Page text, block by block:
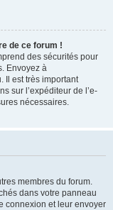
de ce forum !
des sécurités pour
Envoyez à
Il est très important
sur l’expéditeur de l’e-
nécessaires.
membres du forum.
dans votre panneau
connexion et leur envoyer